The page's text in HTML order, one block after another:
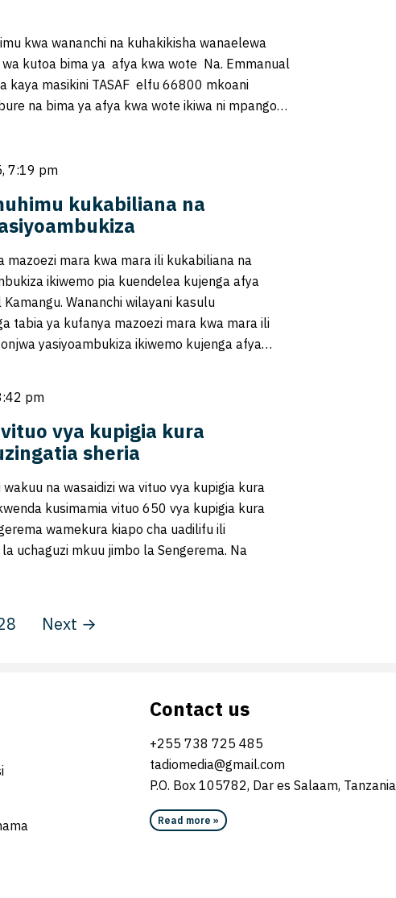
kwa wananchi na kuhakikisha wanaelewa
kutoa bima ya afya kwa wote Na. Emmanual
kaya masikini TASAF elfu 66800 mkoani
na bima ya afya kwa wote ikiwa ni mpango…
7:19 pm
kukabiliana na
mazoezi mara kwa mara ili kukabiliana na
ikiwemo pia kuendelea kujenga afya
Wananchi wilayani kasulu
tabia ya kufanya mazoezi mara kwa mara ili
yasiyoambukiza ikiwemo kujenga afya…
pm
vya kupigia kura
sheria
wakuu na wasaidizi wa vituo vya kupigia kura
kusimamia vituo 650 vya kupigia kura
wamekura kiapo cha uadilifu ili
uchaguzi mkuu jimbo la Sengerema. Na
Next →
Contact us
+255 738 725 485
tadiomedia@gmail.com
P.O. Box 105782, Dar es Salaam, Tanzania
Read more »